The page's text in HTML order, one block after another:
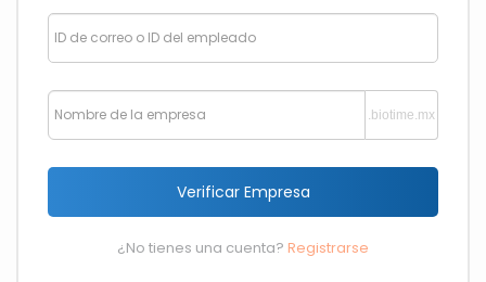
Proveedor de soluciones
biométricas y de gestión de
personal
.biotime.mx
Verificar Empresa
¿No tienes una cuenta? Registrarse